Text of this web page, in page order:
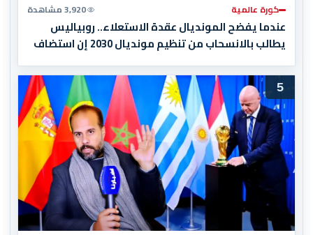
كورة عالمية 3,920 مشاهدة
عندما يفضح المونديال عقدة الاستعلاء.. روبياليس
يطالب بالانسحاب من تنظيم مونديال 2030 إن استضاف
المغرب المباراة النهائية!
5